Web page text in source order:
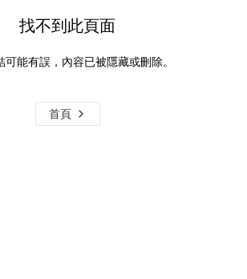
找不到此頁面
可能有誤，內容已被隱藏或刪除。
首頁